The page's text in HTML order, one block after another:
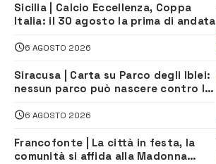
Sicilia | Calcio Eccellenza, Coppa
Italia: il 30 agosto la prima di andata
6 AGOSTO 2026
Siracusa | Carta su Parco degli Iblei:
nessun parco può nascere contro le
6 AGOSTO 2026
Francofonte | La città in festa, la
comunità si affida alla Madonna